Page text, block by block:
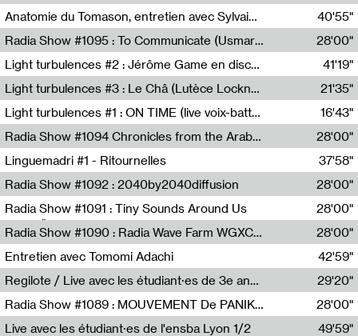
Nathalie Lacroix,Virginie Poitrasson
Anatomie du Tomason, entretien avec Sylvain Cardonnel
Loraine Baud,Sylvain Cardonnel
40'55"
Radia Show #1095 : To Communicate (Usmaradio)
Usmaradio
28'00"
Light turbulences #2 : Jérôme Game en discussion avec Thomas Corlin
41'19"
Light turbulences #3 : Le Châ (Lutèce Lockness)
Lutèce Lockness
21'35"
Light turbulences #1 : ON TIME (live voix-batterie) avec Jérôme Game & Jean-Michel Espitallier
Jérôme Game,Jean-Michel Espitallier
16'43"
Radia Show #1094 Chronicles from the Arab Cold War by Ghazi Barakat
Reboot.fm
28'00"
Linguemadri #1 - Ritournelles
Meris Angioletti
37'58"
Radia Show #1092 : 2040by2040diffusion
Diffusion FM
28'00"
Radia Show #1091 : Tiny Sounds Around Us
Radio Študent
28'00"
Radia Show #1090 : Radia Wave Farm WGXC Corey De Juan Sherrard Jr Startalk
Wave Farm
28'00"
Entretien avec Tomomi Adachi
Tomomi Adachi,Loraine Baud
42'59"
Regilote / Live avec les étudiant·es de 3e année de l'EMA
Nima Henryon,Athéna Noël,Amir Genillon,Ibourayane Ahmadi,Manelle Cherrih,Honorine Gibello,John Weeber,Manon Joseph
29'20"
Radia Show #1089 : MOUVEMENT De PANIK (Radio Panik)
Radio Panik
28'00"
Live avec les étudiant·es de l'ensba Lyon 1/2
49'59"